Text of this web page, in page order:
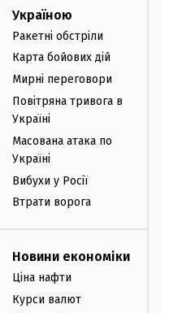
Україною
Ракетні обстріли
Карта бойових дій
Мирні переговори
Повітряна тривога в
Україні
Масована атака по
Україні
Вибухи у Росії
Втрати ворога
Новини економіки
Ціна нафти
Курси валют